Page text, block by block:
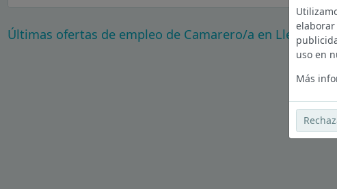
Últimas ofertas de empleo de Camarero/a en Lleida
uso en
Más